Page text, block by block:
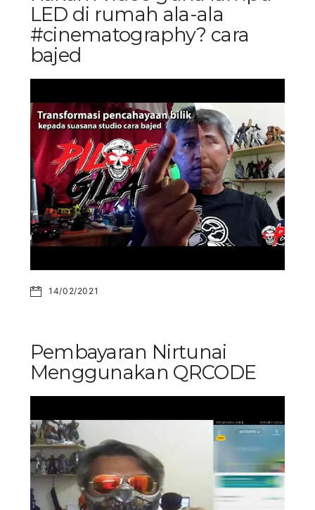
LED di rumah ala-ala
#cinematography? cara
bajed
14/02/2021
Pembayaran Nirtunai
Menggunakan QRCODE